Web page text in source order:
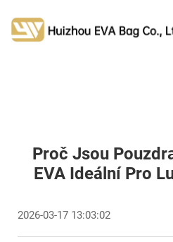
Proč Jsou
EVA Ideální Pro
2026-03-17 13:03:02